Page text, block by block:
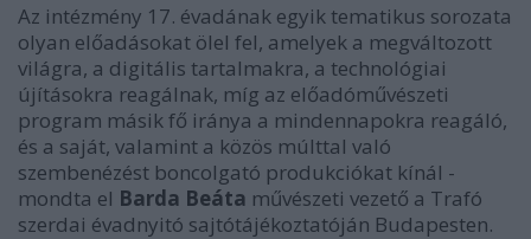
Az intézmény 17. évadának egyik tematikus sorozata
olyan előadásokat ölel fel, amelyek a megváltozott
világra, a digitális tartalmakra, a technológiai
újításokra reagálnak, míg az előadóművészeti
program másik fő iránya a mindennapokra reagáló,
és a saját, valamint a közös múlttal való
szembenézést boncolgató produkciókat kínál -
mondta el Barda Beáta művészeti vezető a Trafó
szerdai évadnyitó sajtótájékoztatóján Budapesten.